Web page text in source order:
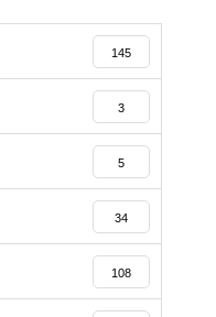
145
3
5
34
108